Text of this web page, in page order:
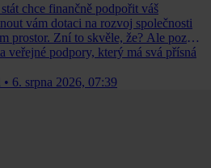
chce finančně podpořit váš
vám dotaci na rozvoj společnosti
prostor. Zní to skvěle, že? Ale pozor
veřejné podpory, který má svá přísná
• 6. srpna 2026, 07:39